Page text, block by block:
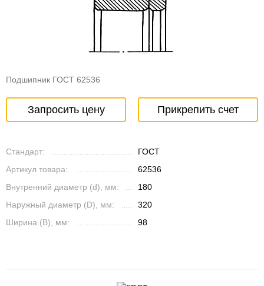
Подшипник ГОСТ 62536
Запросить цену Прикрепить счет
Стандарт:
ГОСТ
Артикул товара:
62536
Внутренний диаметр (d), мм:
180
Наружный диаметр (D), мм:
320
Ширина (B), мм:
98